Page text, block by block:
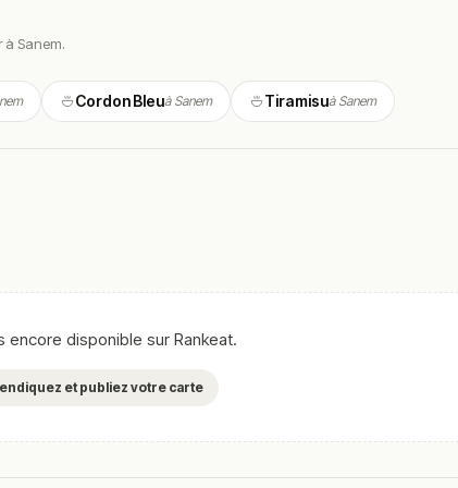
l’atmosphère familiale, souvent animée sans être
contribuant à une expérience agréable pour les clients.
ingrédients frais et de qualité.
Sanem.
Cordon Bleuà Sanem Tiramisuà Sanem
disponible sur Rankeat.
et publiez votre carte